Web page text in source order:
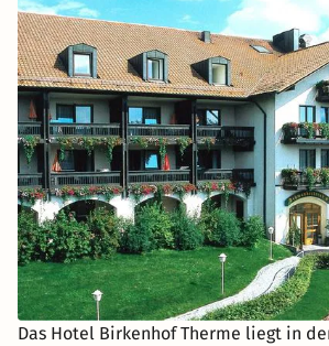
Das Hotel Birkenhof Therme liegt in